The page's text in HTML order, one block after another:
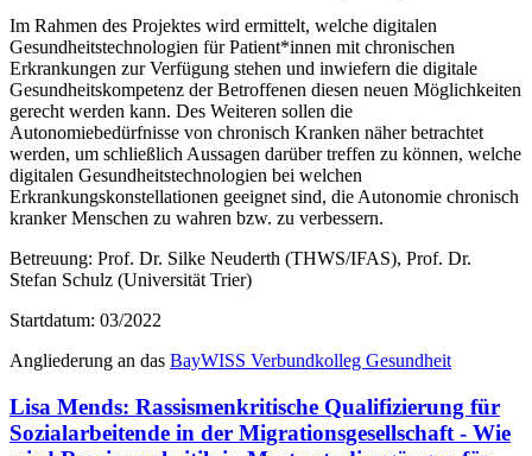
Im Rahmen des Projektes wird ermittelt, welche digitalen
Gesundheitstechnologien für Patient*innen mit chronischen
Erkrankungen zur Verfügung stehen und inwiefern die digitale
Gesundheitskompetenz der Betroffenen diesen neuen Möglichkeiten
gerecht werden kann. Des Weiteren sollen die
Autonomiebedürfnisse von chronisch Kranken näher betrachtet
werden, um schließlich Aussagen darüber treffen zu können, welche
digitalen Gesundheitstechnologien bei welchen
Erkrankungskonstellationen geeignet sind, die Autonomie chronisch
kranker Menschen zu wahren bzw. zu verbessern.
Betreuung: Prof. Dr. Silke Neuderth (THWS/IFAS), Prof. Dr.
Stefan Schulz (Universität Trier)
Startdatum: 03/2022
Angliederung an das BayWISS Verbundkolleg Gesundheit
Lisa Mends: Rassismenkritische Qualifizierung für
Sozialarbeitende in der Migrationsgesellschaft - Wie